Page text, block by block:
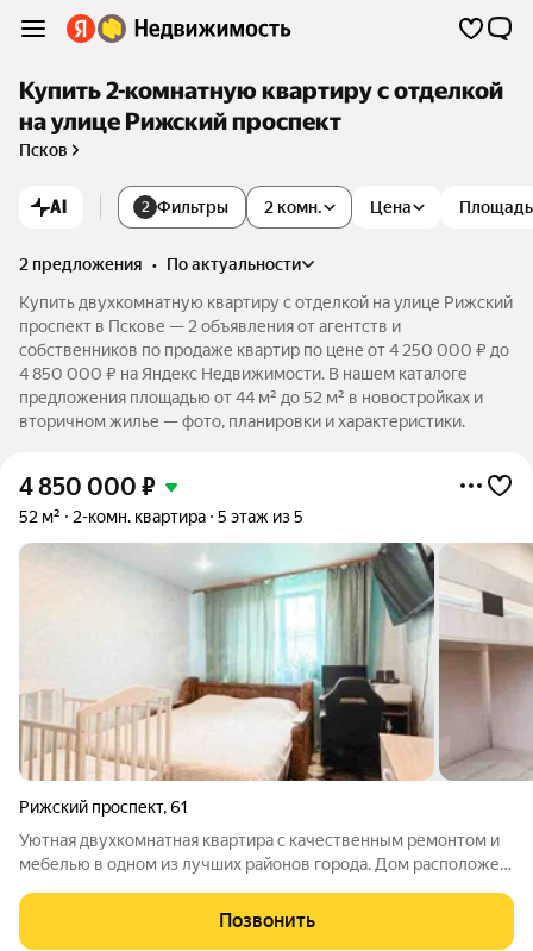
Купить 2-комнатную квартиру с отделкой
на улице Рижский проспект
Псков
AI 2 Фильтры 2 комн. Цена Площадь
2 предложения •
по актуальности
Купить двухкомнатную квартиру с отделкой на улице Рижский
проспект в Пскове — 2 объявления от агентств и
собственников по продаже квартир по цене от 4 250 000 ₽ до
4 850 000 ₽ на Яндекс Недвижимости. В нашем каталоге
предложения площадью от 44 м² до 52 м² в новостройках и
вторичном жилье — фото, планировки и характеристики.
4 850 000 ₽
52 м² 2-комн. квартира 5 этаж из 5
Рижский проспект,61
Уютная двухкомнатная квартира с качественным ремонтом и
мебелью в одном из лучших районов города. Дом расположен
Коммунальной и Юбилейной рядом детский сад и школа, во
дворе ровный асфальт и
Позвонить